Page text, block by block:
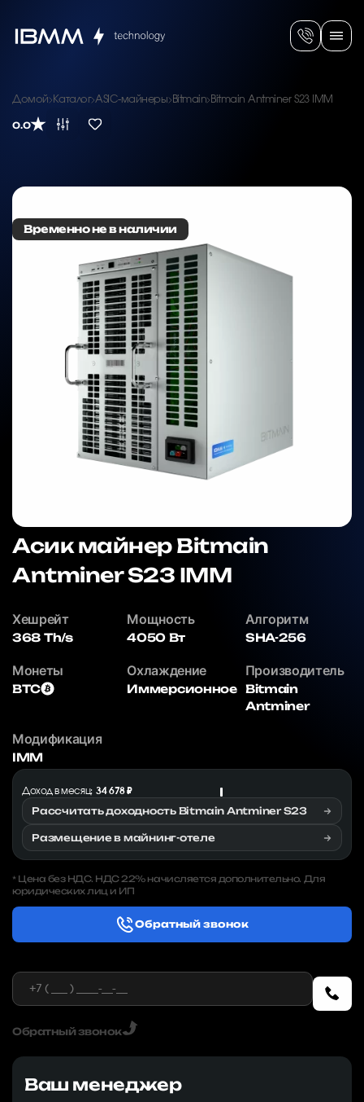
Домой Каталог ASIC-майнеры Bitmain Bitmain Antminer S23 IMM
0.0
Временно не в наличии
Асик майнер Bitmain
Antminer S23 IMM
Хешрейт
368 Th/s
Мощность
4050 Вт
Алгоритм
SHA-256
Монеты
BTC
Охлаждение
Иммерсионное
Производитель
Bitmain
Antminer
Модификация
IMM
Доход в месяц: 34 678 ₽
Рассчитать доходность Bitmain Antminer S23
Размещение в майнинг-отеле
* Цена без НДС. НДС 22% начисляется дополнительно. Для
юридических лиц и ИП
Обратный звонок
Обратный звонок
Ваш менеджер